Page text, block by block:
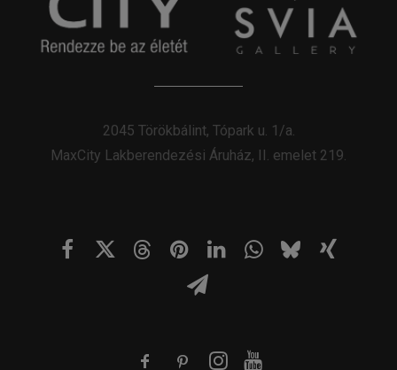
2045 Törökbálint, Tópark u. 1/a.
MaxCity Lakberendezési Áruház, II. emelet 219.